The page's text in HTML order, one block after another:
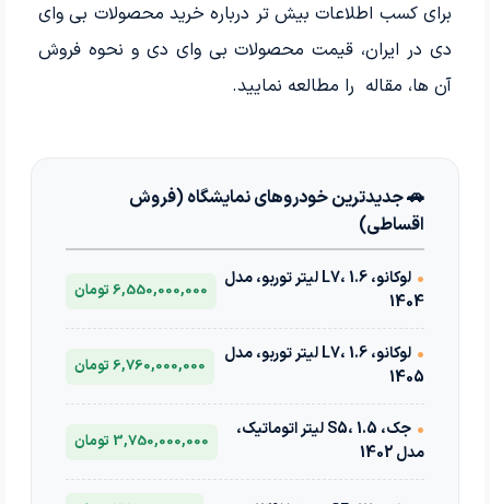
برای کسب اطلاعات بیش تر درباره خرید محصولات بی وای
دی در ایران، قیمت محصولات بی وای دی و نحوه فروش
آن ها، مقاله را مطالعه نمایید.
🚗 جدیدترین خودروهای نمایشگاه (فروش
اقساطی)
•
لوکانو، L7، 1.6 لیتر توربو، مدل
1404
6,550,000,000 تومان
•
لوکانو، L7، 1.6 لیتر توربو، مدل
1405
6,760,000,000 تومان
•
جک، S5، 1.5 لیتر اتوماتیک،
مدل 1402
3,750,000,000 تومان